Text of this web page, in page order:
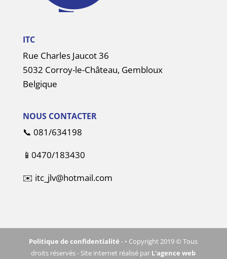
ITC
Rue Charles Jaucot 36
5032 Corroy-le-Château, Gembloux
Belgique
NOUS CONTACTER
📞 081/634198
📱 0470/183430
✉️ itc_jlv@hotmail.com
Politique de confidentialité - • Copyright 2019 © Tous
droits réservés - Site internet réalisé par L'agence web